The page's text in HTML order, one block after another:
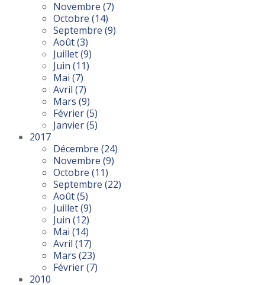
Novembre (7)
Octobre (14)
Septembre (9)
Août(3)
Juillet(9)
Juin (11)
Mai (7)
Avril (7)
Mars (9)
Février(5)
Janvier(5)
2017
Décembre (24)
Novembre (9)
Octobre (11)
Septembre (22)
Août(5)
Juillet(9)
Juin (12)
Mai (14)
Avril (17)
Mars (23)
Février(7)
2010